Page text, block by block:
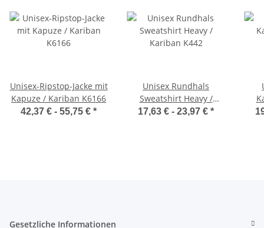
Unisex-Ripstop-Jacke mit
Kapuze / Kariban K6166
42,37 € - 55,75 € *
Unisex Rundhals
Sweatshirt Heavy /
Kariban K442
17,63 € - 23,97 € *
Gesetzliche Informationen